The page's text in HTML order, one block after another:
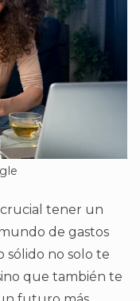
tener un
de gastos
sólido no solo te
que también te